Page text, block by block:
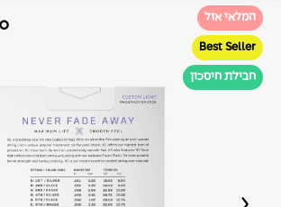
המלאי אזל
Best Seller
חבילת חיסכון